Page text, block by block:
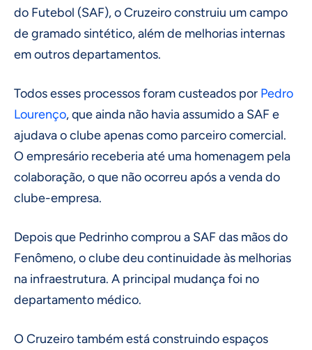
do Futebol (SAF), o Cruzeiro construiu um campo
de gramado sintético, além de melhorias internas
em outros departamentos.
Todos esses processos foram custeados por Pedro
Lourenço, que ainda não havia assumido a SAF e
ajudava o clube apenas como parceiro comercial.
O empresário receberia até uma homenagem pela
colaboração, o que não ocorreu após a venda do
clube-empresa.
Depois que Pedrinho comprou a SAF das mãos do
Fenômeno, o clube deu continuidade às melhorias
na infraestrutura. A principal mudança foi no
departamento médico.
O Cruzeiro também está construindo espaços